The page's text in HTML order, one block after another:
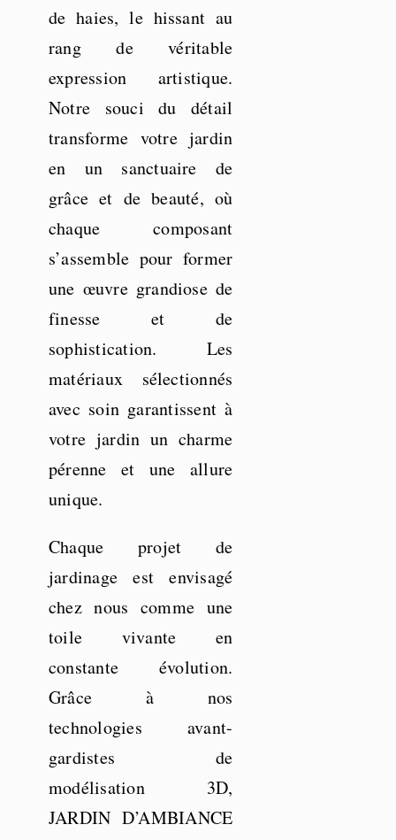
de haies, le hissant au
rang de véritable
expression artistique.
Notre souci du détail
transforme votre jardin
en un sanctuaire de
grâce et de beauté, où
chaque composant
s’assemble pour former
une œuvre grandiose de
finesse et de
sophistication. Les
matériaux sélectionnés
avec soin garantissent à
votre jardin un charme
pérenne et une allure
unique.
Chaque projet de
jardinage est envisagé
chez nous comme une
toile vivante en
constante évolution.
Grâce à nos
technologies avant-
gardistes de
modélisation 3D,
JARDIN D’AMBIANCE